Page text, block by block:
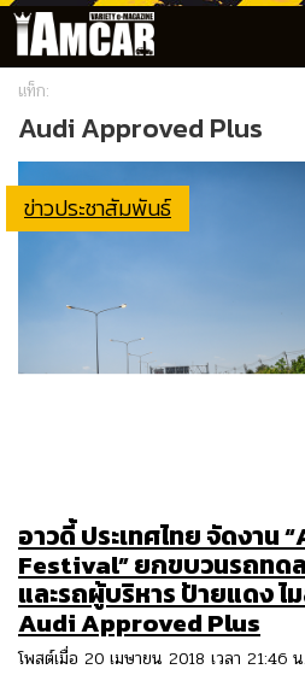
แท็ก:
Audi Approved Plus
ข่าวประชาสัมพันธ์
อาวดี้ ประเทศไทย จัดงาน
Festival” ยกขบวนรถทด
และรถผู้บริหาร ป้ายแดง
Audi Approved Plus
โพสต์เมื่อ 20 เมษายน 2018 เวลา 21:46